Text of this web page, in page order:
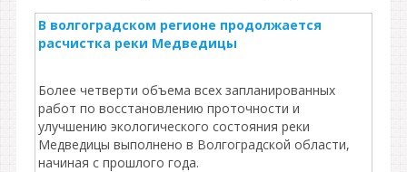
В волгоградском регионе продолжается
расчистка реки Медведицы
Более четверти объема всех запланированных
работ по восстановлению проточности и
улучшению экологического состояния реки
Медведицы выполнено в Волгоградской области,
начиная с прошлого года.